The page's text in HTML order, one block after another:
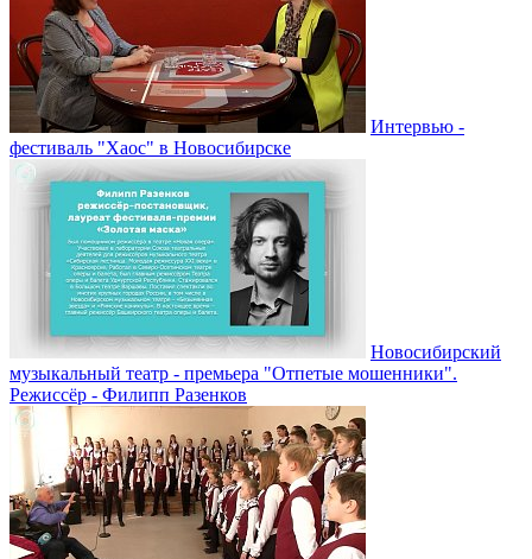
Интервью -
фестиваль "Хаос" в Новосибирске
Новосибирский
музыкальный театр - премьера "Отпетые мошенники".
Режиссёр - Филипп Разенков